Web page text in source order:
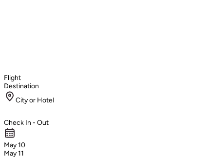
Flight
Destination
City or Hotel
Check In - Out
May 10
May 11